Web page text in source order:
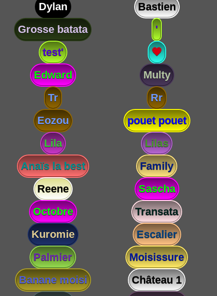
Dylan
Bastien
Grosse batata
'
test'
💗
Edward
Multy
Tr
Rr
Eozou
pouet pouet
Lila
Lilas
Anaïs la best
Family
Reene
Sascha
Octobre
Transata
Kuromie
Escalier
Palmier
Moisissure
Banane moisi
Château 1